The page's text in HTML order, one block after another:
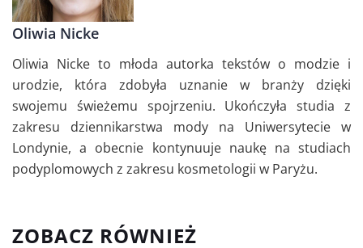
Oliwia Nicke
Oliwia Nicke to młoda autorka tekstów o modzie i
urodzie, która zdobyła uznanie w branży dzięki
swojemu świeżemu spojrzeniu. Ukończyła studia z
zakresu dziennikarstwa mody na Uniwersytecie w
Londynie, a obecnie kontynuuje naukę na studiach
podyplomowych z zakresu kosmetologii w Paryżu.
ZOBACZ RÓWNIEŻ